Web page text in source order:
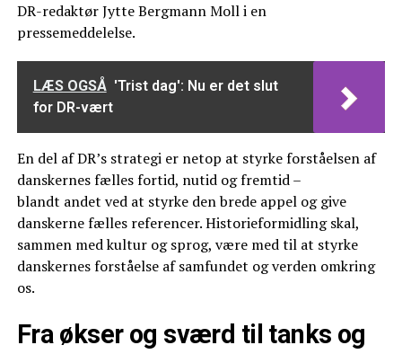
DR-redaktør Jytte Bergmann Moll i en
pressemeddelelse.
LÆS OGSÅ 'Trist dag': Nu er det slut
for DR-vært
En del af DR’s strategi er netop at styrke forståelsen af
danskernes fælles fortid, nutid og fremtid –
blandt andet ved at styrke den brede appel og give
danskerne fælles referencer. Historieformidling skal,
sammen med kultur og sprog, være med til at styrke
danskernes forståelse af samfundet og verden omkring
os.
Fra økser og sværd til tanks og